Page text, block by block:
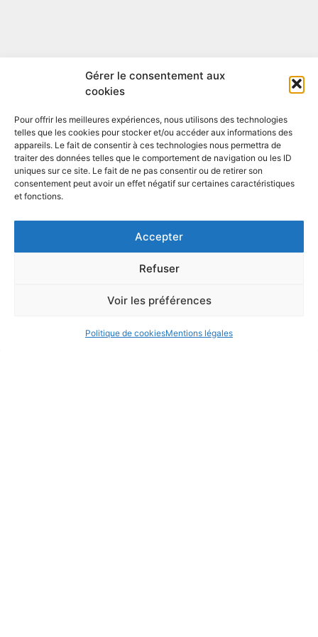
Gérer le consentement aux
cookies
Pour offrir les meilleures expériences, nous utilisons des technologies
telles que les cookies pour stocker et/ou accéder aux informations des
appareils. Le fait de consentir à ces technologies nous permettra de
traiter des données telles que le comportement de navigation ou les ID
uniques sur ce site. Le fait de ne pas consentir ou de retirer son
consentement peut avoir un effet négatif sur certaines caractéristiques
et fonctions.
Accepter
Refuser
Voir les préférences
Politique de cookiesMentions légales
Nous contacter
Téléphone :03 21 99 41 87
Courriel : lansad@univ-littoral.fr
Centre de Relations en Langues
Nous trouver